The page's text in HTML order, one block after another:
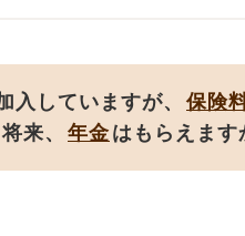
入していますが、 保険
来、 年金 はもらえま